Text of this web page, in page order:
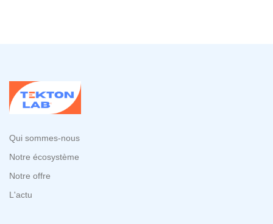
Qui sommes-nous
Notre écosystème
Notre offre
L'actu